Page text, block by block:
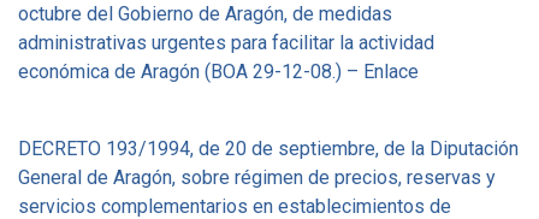
octubre del Gobierno de Aragón, de medidas
administrativas urgentes para facilitar la actividad
económica de Aragón (BOA 29-12-08.) – Enlace
DECRETO 193/1994, de 20 de septiembre, de la Diputación
General de Aragón, sobre régimen de precios, reservas y
servicios complementarios en establecimientos de